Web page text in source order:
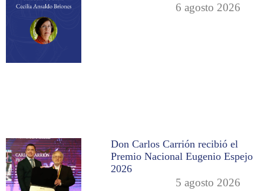
6 agosto 2026
Don Carlos Carrión recibió el
Premio Nacional Eugenio Espejo
2026
5 agosto 2026